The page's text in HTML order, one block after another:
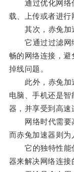
通过优化网络传
载、上传或者进行
其次，赤兔加
它通过过滤网络
畅的网络连接，避
掉线问题。
此外，赤兔加速
电脑、手机还是
器，并享受到高速
网络时代需要高
而赤兔加速器则为
它的独特性能优
器来解决网络连接